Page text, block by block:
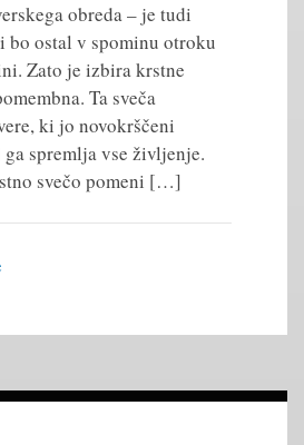
obreda – je tudi
bo ostal v spominu otroku
Zato je izbira krstne
Ta sveča
ki jo novokrščeni
spremlja vse življenje.
svečo pomeni […]